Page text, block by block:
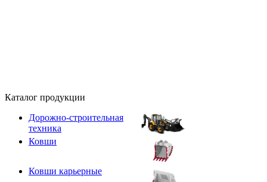
Каталог продукции
Дорожно-строительная
техника
Ковши
Ковши карьерные